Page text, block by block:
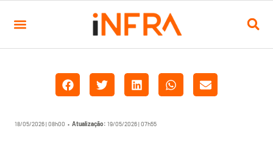
18/05/2026 | 08h00 • Atualização: 19/05/2026 | 07h55